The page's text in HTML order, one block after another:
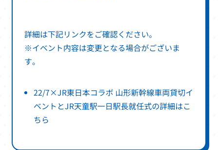
詳細は下記リンクをご確認ください。
※イベント内容は変更となる場合がございま
す。
22/7×JR東日本コラボ 山形新幹線車両貸切イ
ベントとJR天童駅一日駅長就任式の詳細はこ
ちら